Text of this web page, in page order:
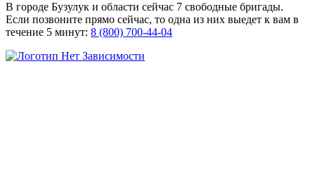
В городе Бузулук и области сейчас 7 свободные бригады.
Если позвоните прямо сейчас, то одна из них выедет к вам в
течение 5 минут: 8 (800) 700-44-04